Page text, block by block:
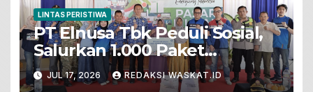
LINTAS PERISTIWA
PT Elnusa Tbk Peduli Sosial,
Salurkan 1.000 Paket
Sembako Dalam Pasar Murah
Untuk Warga Prasejahtera Di
JUL 17, 2026 REDAKSI WASKAT.ID